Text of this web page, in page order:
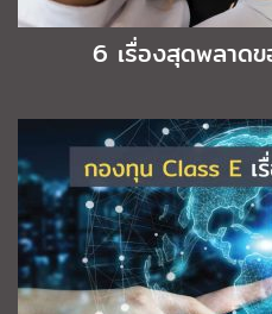
6 เรื่องสุดพลาด